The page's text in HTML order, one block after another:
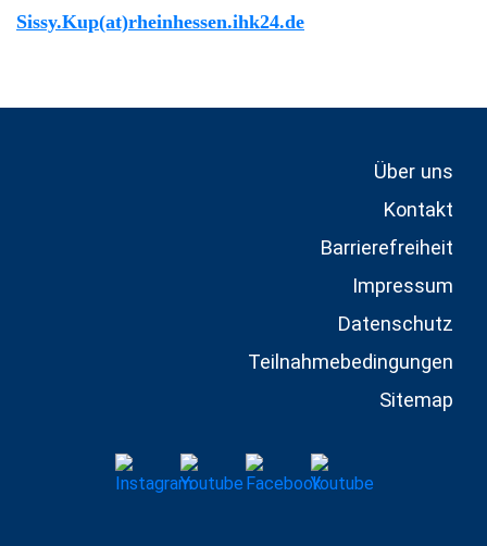
Sissy.Kup(at)rheinhessen.ihk24.de
Über uns
Kontakt
Barrierefreiheit
Impressum
Datenschutz
Teilnahmebedingungen
Sitemap